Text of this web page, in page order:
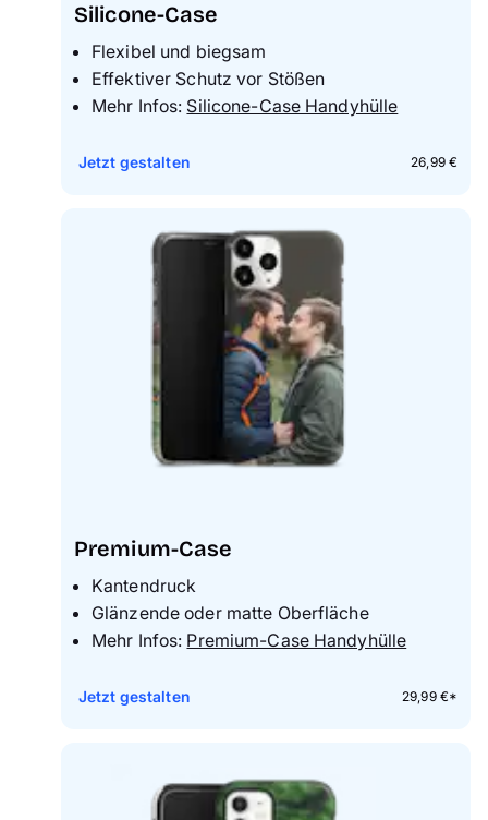
Silicone-Case
Flexibel und biegsam
Effektiver Schutz vor Stößen
Mehr Infos: Silicone-Case Handyhülle
26,99 €
Jetzt gestalten
Premium-Case
Kantendruck
Glänzende oder matte Oberfläche
Mehr Infos: Premium-Case Handyhülle
29,99 €*
Jetzt gestalten